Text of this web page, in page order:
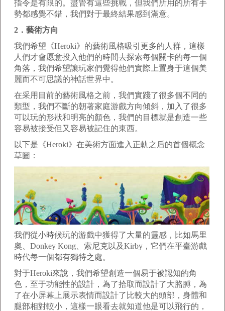
指令是有限的。盡管有這些挑戰，但我們所用的所有手
勢都感覺不錯，我們對于最終結果感到滿意。
2．藝術方向
我們希望《Heroki》的藝術風格吸引更多的人群，這樣
人們才會愿意投入他們的時間去探索每個關卡的每一個
角落，我們希望讓玩家們覺得他們實際上置身于這個美
麗而不可思議的神話世界中。
在采用目前的藝術風格之前，我們實踐了很多個不同的
類型，我們不斷的朝著家庭游戲方向傾斜，加入了很多
可以玩的形狀和明亮的顏色，我們的目標就是創造一些
容易被接受但又容易被記住的東西。
以下是《Heroki》在美術方面進入正軌之后的首個概念
草圖：
我們從小時候玩的游戲中獲得了大量的靈感，比如馬里
奧、Donkey Kong、索尼克以及Kirby，它們在平臺游戲
時代每一個都有獨特之處。
對于Heroki來說，我們希望創造一個易于被認知的角
色，至于功能性的設計，為了拾取而設計了大胳膊，為
了在小屏幕上展示表情而設計了比較大的頭部，身體和
腿部相對較小，這樣一眼看去就知道他是可以飛行的，